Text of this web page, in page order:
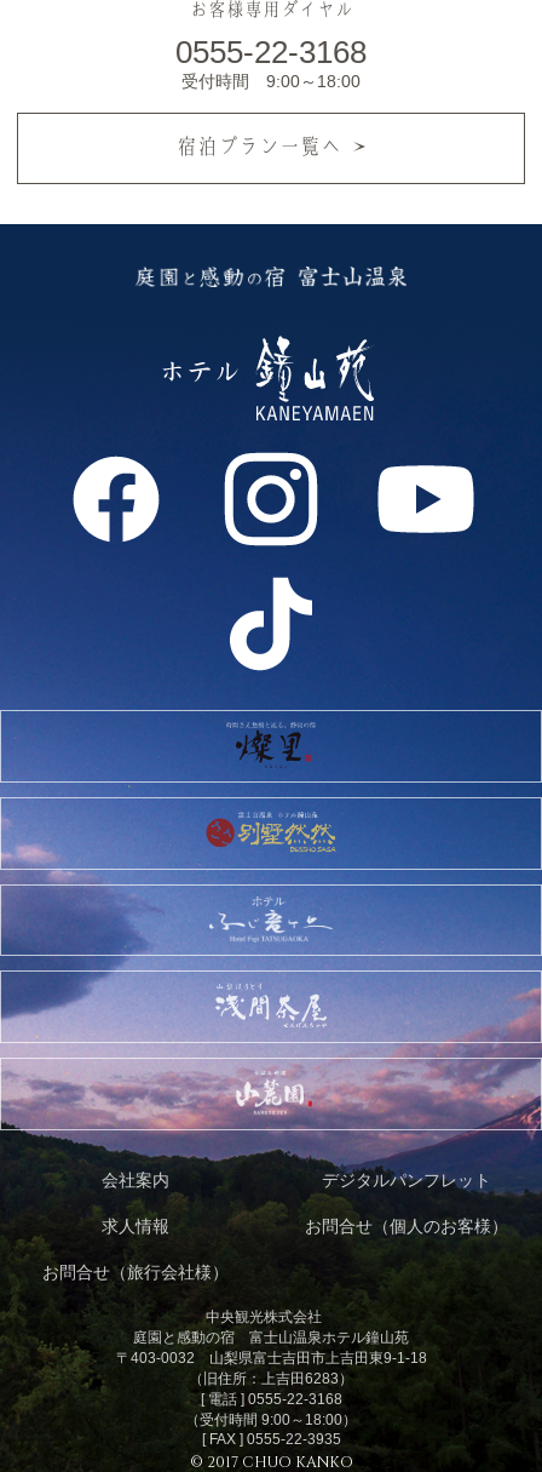
お客様専用ダイヤル
0555-22-3168
受付時間 9:00～18:00
宿泊プラン一覧へ
会社案内 デジタルパンフレット
求人情報 お問合せ（個人のお客様）
お問合せ（旅行会社様）
中央観光株式会社
庭園と感動の宿 富士山温泉ホテル鐘山苑
〒403-0032 山梨県富士吉田市上吉田東9-1-18
（旧住所：上吉田6283）
[ 電話 ] 0555-22-3168
（受付時間 9:00～18:00）
[ FAX ] 0555-22-3935
© 2017 CHUO KANKO